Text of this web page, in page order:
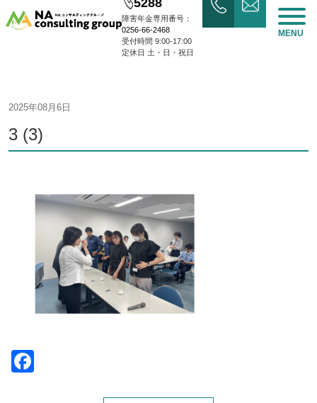
障害年金専用番号：
0256-66-2468
受付時間 9:00-17:00
定休日 土・日・祝日
MENU
2025年08月6日
3 (3)